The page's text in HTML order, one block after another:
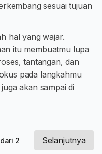
sesuai tujuan
hal yang wajar.
itu membuatmu lupa
tantangan, dan
pada langkahmu
akan sampai di
2 Selanjutnya